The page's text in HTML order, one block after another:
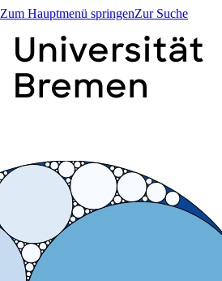
Zum Hauptmenü springenZur Suche